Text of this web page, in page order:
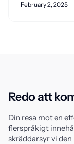
February 2, 2025
Redo att
Din resa mot en
flerspråkigt
skräddarsyr vi